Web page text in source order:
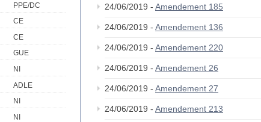
PPE/DC
CE
CE
GUE
NI
ADLE
NI
NI
24/06/2019 - Amendement 185
24/06/2019 - Amendement 136
24/06/2019 - Amendement 220
24/06/2019 - Amendement 26
24/06/2019 - Amendement 27
24/06/2019 - Amendement 213